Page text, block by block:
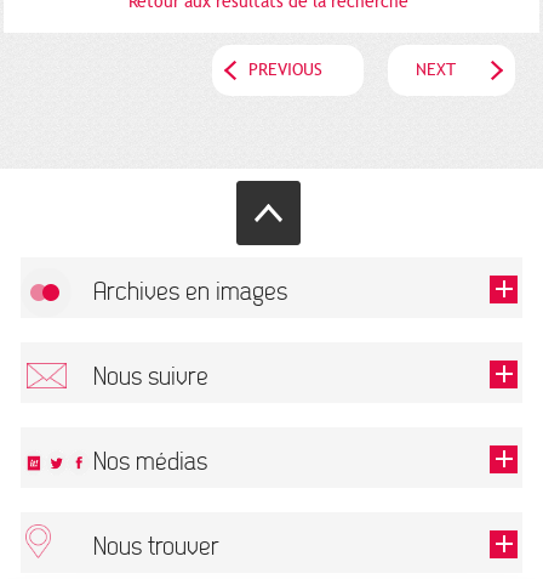
PREVIOUS NEXT
Archives en images
Nous suivre
This field is required.
Nos médias
Nous trouver